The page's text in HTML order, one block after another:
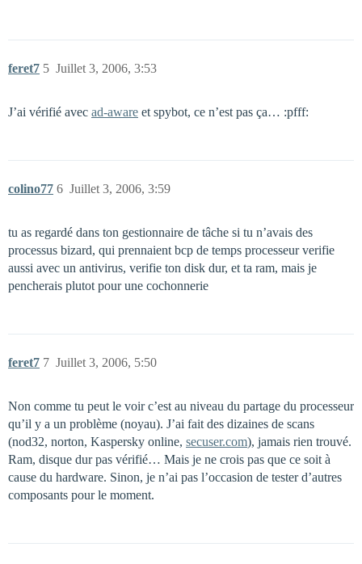
feret7 Juillet 3, 2006, 3:53
5
J’ai vérifié avec ad-aware et spybot, ce n’est pas ça… :pfff:
colino77 Juillet 3, 2006, 3:59
6
tu as regardé dans ton gestionnaire de tâche si tu n’avais des
processus bizard, qui prennaient bcp de temps processeur verifie
aussi avec un antivirus, verifie ton disk dur, et ta ram, mais je
pencherais plutot pour une cochonnerie
feret7 Juillet 3, 2006, 5:50
7
Non comme tu peut le voir c’est au niveau du partage du processeur
qu’il y a un problème (noyau). J’ai fait des dizaines de scans
(nod32, norton, Kaspersky online, secuser.com), jamais rien trouvé.
Ram, disque dur pas vérifié… Mais je ne crois pas que ce soit à
cause du hardware. Sinon, je n’ai pas l’occasion de tester d’autres
composants pour le moment.